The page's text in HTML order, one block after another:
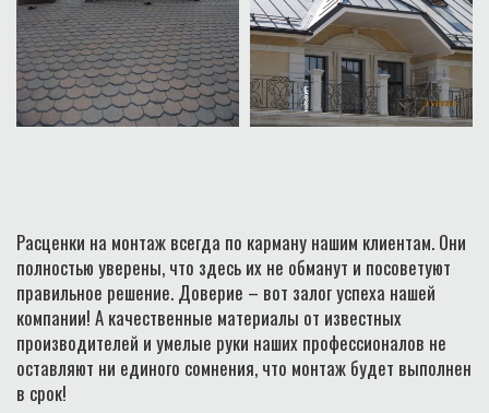
Расценки на монтаж всегда по карману нашим клиентам. Они
полностью уверены, что здесь их не обманут и посоветуют
правильное решение. Доверие – вот залог успеха нашей
компании! А качественные материалы от известных
производителей и умелые руки наших профессионалов не
оставляют ни единого сомнения, что монтаж будет выполнен
в срок!